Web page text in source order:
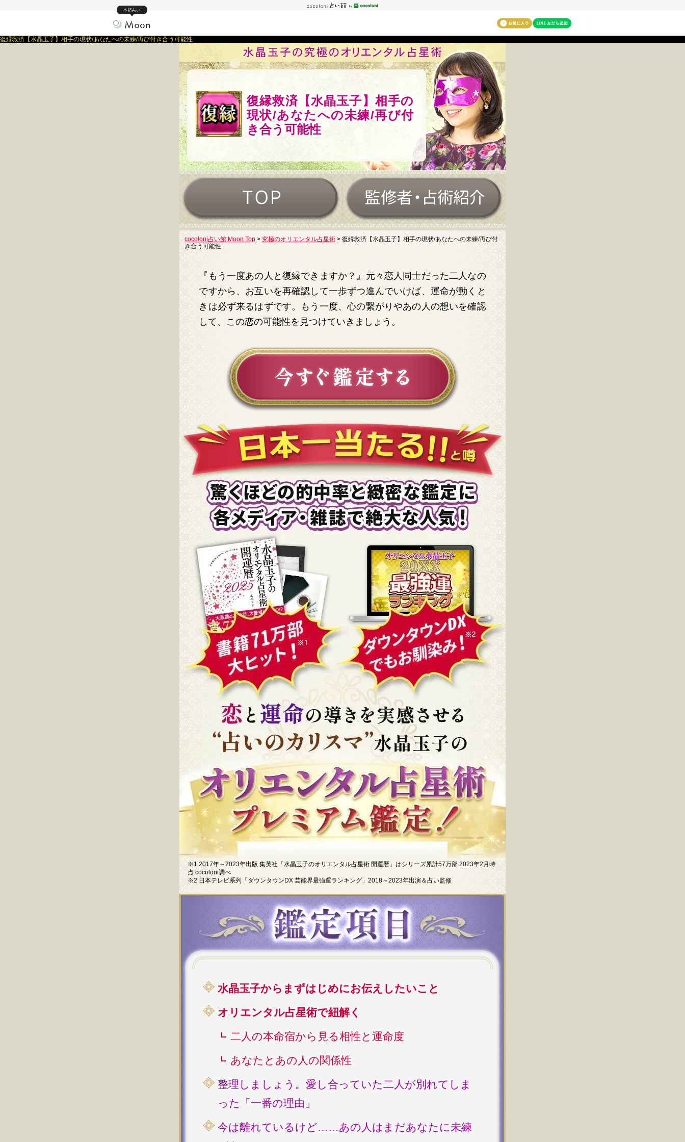
本格占い
復縁救済【水晶玉子】相手の現状/あなたへの未練/再び付き合う可能性
復縁救済【水晶玉子】相手の
現状/あなたへの未練/再び付
き合う可能性
cocoloni占い館 Moon Top > 究極のオリエンタル占星術 > 復縁救済【水晶玉子】相手の現状/あなたへの未練/再び付
き合う可能性
『もう一度あの人と復縁できますか？』元々恋人同士だった二人なの
ですから、お互いを再確認して一歩ずつ進んでいけば、運命が動くと
きは必ず来るはずです。もう一度、心の繋がりやあの人の想いを確認
して、この恋の可能性を見つけていきましょう。
※1 2017年～2023年出版 集英社「水晶玉子のオリエンタル占星術 開運暦」はシリーズ累計57万部 2023年2月時
点 cocoloni調べ
※2 日本テレビ系列「ダウンタウンDX 芸能界最強運ランキング」2018～2023年出演＆占い監修
水晶玉子からまずはじめにお伝えしたいこと
オリエンタル占星術で紐解く
二人の本命宿から見る相性と運命度
あなたとあの人の関係性
整理しましょう。愛し合っていた二人が別れてしま
った「一番の理由」
今は離れているけど……あの人はまだあなたに未練